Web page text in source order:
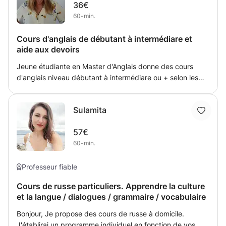
La première heure sera essentiellement un bilan afin de
savoir quels sont les points forts et les difficultés de votre
progresse dans ses acquis. Je suis disponible la semaine
à partir de 17h30 et le mercredi matin. Je peux me
N'hésitez pas à me contacter.
36€
60-min.
Cours d'anglais de débutant à intermédiare et
aide aux devoirs
Jeune étudiante en Master d'Anglais donne des cours
d'anglais niveau débutant à intermédiare ou + selon les
le secteur du Bas-Chablais mais également sur Genève
(rive). N'hésitez pas à me contacter, je vous répondrai le
Sulamita
57€
60-min.
Professeur fiable
Cours de russe particuliers. Apprendre la culture
et la langue / dialogues / grammaire / vocabulaire
Bonjour, Je propose des cours de russe à domicile.